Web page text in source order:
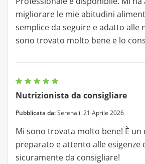
migliorare le mie abitudini
semplice da seguire e adatto alle
sono trovato molto bene e lo
Nutrizionista da consigliare
Pubblicata da:Serena il 21 Aprile 2026
Mi sono trovata molto bene! È
preparato e attento alle esigenze
sicuramente da consigliare!